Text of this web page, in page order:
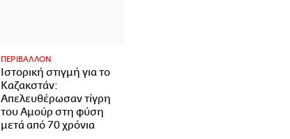
ΠΕΡΙΒΑΛΛΟΝ
Ιστορική στιγμή για το
Καζακστάν:
Απελευθέρωσαν τίγρη
του Αμούρ στη φύση
μετά από 70 χρόνια